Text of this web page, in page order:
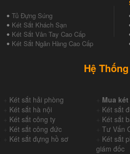
Tủ Đựng Súng
Két Sắt Khách Sạn
Két Sắt Vân Tay Cao Cấp
Két Sắt Ngân Hàng Cao Cấp
Hệ
Két sắt hải phòng Mua
Két sắt hà nội Két sắt
Két sắt công ty Két sắt
Két sắt công đức Tư Vấn
Két sắt đựng hồ sơ
Két sắt
giám đốc